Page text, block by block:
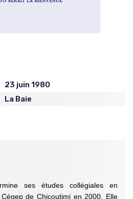
23 juin 1980
La Baie
ses études collégiales en
de Chicoutimi en 2000. Elle